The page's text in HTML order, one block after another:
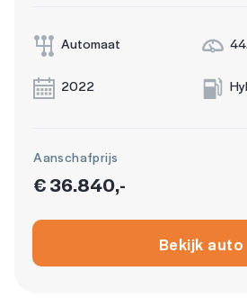
Automaat
2022
Aanschafprijs
€ 36.840,-
Bekijk auto